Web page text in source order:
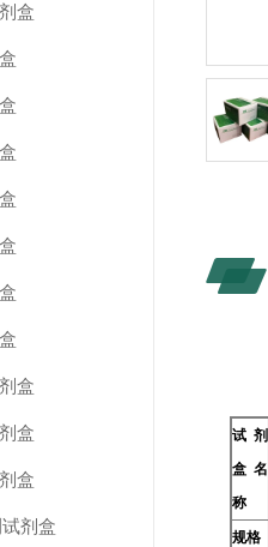
盒
盒
盒
盒
剂盒
试剂
盒名
称
规格